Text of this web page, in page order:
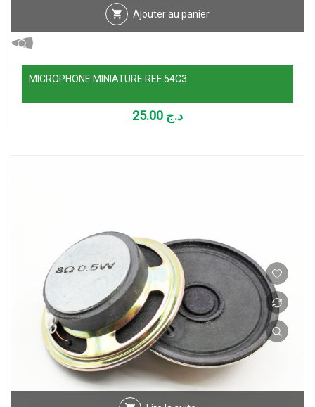
Ajouter au panier
MICROPHONE MINIATURE REF:54C3
د.ج